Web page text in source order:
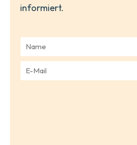
informiert.
m
*